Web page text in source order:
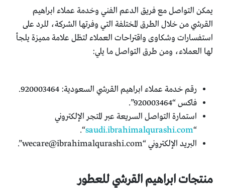
يمكن التواصل مع فريق الدعم الفني وخدمة عملاء ابراهيم
القرشي من خلال الطرق المختلفة التي وفرتها الشركة، للرد على
استفسارات وشكاوى واقتراحات العملاء لتظل علامة مميزة يلجأ
لها العملاء، ومن طرق التواصل ما يلي:
رقم خدمة عملاء ابراهيم القرشي السعودية: 920003464.
فاكس “920003464”.
استمارة التواصل السريعة عبر المتجر الإلكتروني
“
saudi.ibrahimalqurashi.com
“.
البريد الإلكتروني “wecare@ibrahimalqurashi.com
”.
منتجات ابراهيم القرشي للعطور